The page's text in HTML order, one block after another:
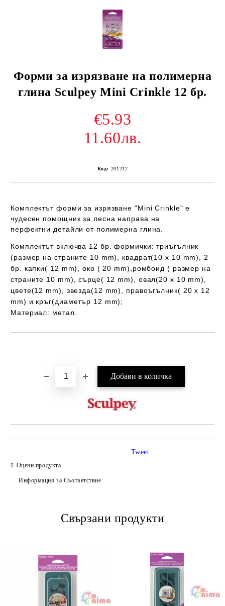
Форми за изрязване на полимерна
глина Sculpey Mini Crinkle 12 бр.
€5.93
11.60лв.
Код: 201212
Комплектът форми за изрязване "Mini Crinkle" е
чудесен помощник за лесна направа на
перфектни детайли от полимерна глина.
Комплектът включва 12 бр. формички: триъгълник
(размер на страните 10 mm), квадрат(10 x 10 mm), 2
бр. капки( 12 mm), око ( 20 mm),ромбоид ( размер на
страните 10 mm), сърце( 12 mm), овал(20 x 10 mm),
цвете(12 mm), звезда(12 mm), правоъгълник( 20 x 12
mm) и кръг(диаметър 12 mm);
Материал: метал.
Оцени продукта
Информация за Съответствие
Tweet
Свързани продукти